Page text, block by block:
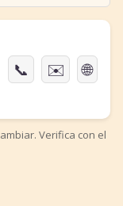
📞 ✉️ 🌐
Verifica con el